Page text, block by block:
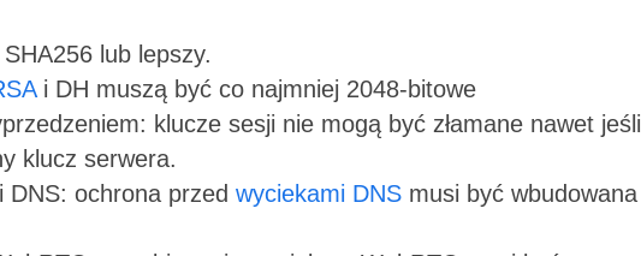
lub lepszy.
i DH muszą być co najmniej 2048-bitowe
klucze sesji nie mogą być złamane nawet jeśli
klucz serwera.
ochrona przed wyciekami DNS musi być wbudowana